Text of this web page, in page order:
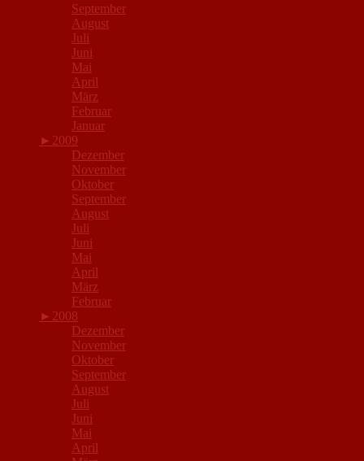
September
August
Juli
Juni
Mai
April
März
Februar
Januar
► 2009
Dezember
November
Oktober
September
August
Juli
Juni
Mai
April
März
Februar
► 2008
Dezember
November
Oktober
September
August
Juli
Juni
Mai
April